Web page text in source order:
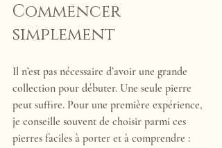
Commencer
simplement
Il n’est pas nécessaire d’avoir une grande
collection pour débuter. Une seule pierre
peut suffire. Pour une première expérience,
je conseille souvent de choisir parmi ces
pierres faciles à porter et à comprendre :